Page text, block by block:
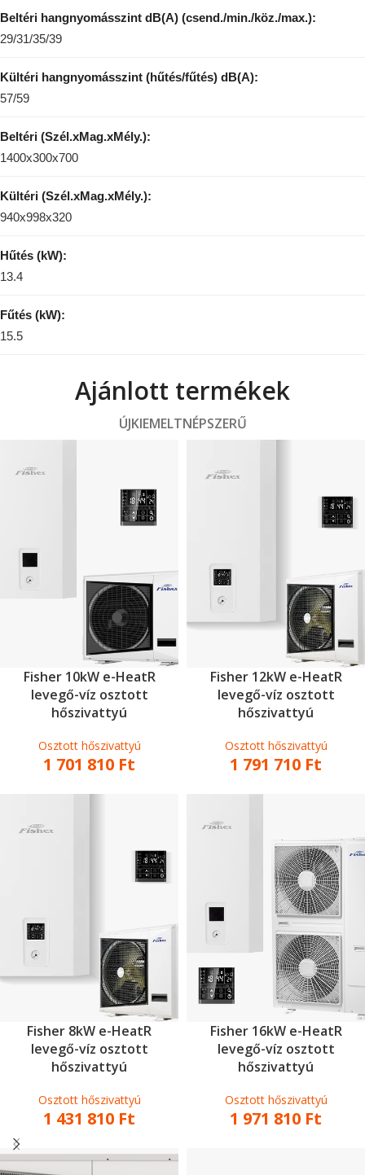
Beltéri hangnyomásszint dB(A) (csend./min./köz./max.):
29/31/35/39
Kültéri hangnyomásszint (hűtés/fűtés) dB(A):
57/59
Beltéri (Szél.xMag.xMély.):
1400x300x700
Kültéri (Szél.xMag.xMély.):
940x998x320
Hűtés (kW):
13.4
Fűtés (kW):
15.5
Ajánlott termékek
ÚJKIEMELTNÉPSZERŰ
Fisher 10kW e-HeatR
levegő-víz osztott
hőszivattyú
Osztott hőszivattyú
1 701 810 Ft
Fisher 12kW e-HeatR
levegő-víz osztott
hőszivattyú
Osztott hőszivattyú
1 791 710 Ft
Fisher 8kW e-HeatR
levegő-víz osztott
hőszivattyú
Osztott hőszivattyú
1 431 810 Ft
Fisher 16kW e-HeatR
levegő-víz osztott
hőszivattyú
Osztott hőszivattyú
1 971 810 Ft